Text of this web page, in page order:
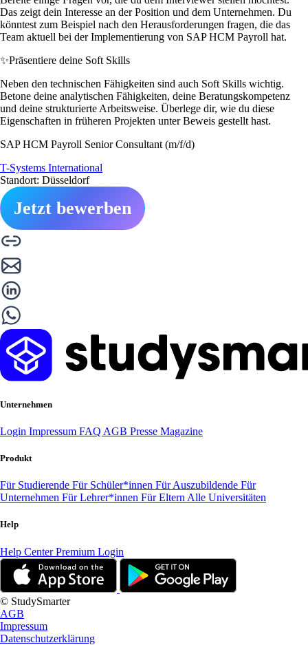
Das zeigt dein Interesse an der Position und dem Unternehmen. Du
könntest zum Beispiel nach den Herausforderungen fragen, die das
Team aktuell bei der Implementierung von SAP HCM Payroll hat.
✨Präsentiere deine Soft Skills
Neben den technischen Fähigkeiten sind auch Soft Skills wichtig.
Betone deine analytischen Fähigkeiten, deine Beratungskompetenz
und deine strukturierte Arbeitsweise. Überlege dir, wie du diese
Eigenschaften in früheren Projekten unter Beweis gestellt hast.
SAP HCM Payroll Senior Consultant (m/f/d)
T-Systems International
Standort: Düsseldorf
Jetzt bewerben
Unternehmen
Login Impressum FAQ AGB Presse Magazine
Produkt
Für Studierende Für Schüler*innen Für Auszubildende Für
Unternehmen Für Lehrer*innen Für Eltern Alle Universitäten
Help
Help CenterPremium Login
© StudySmarter
AGB
Impressum
Datenschutzerklärung